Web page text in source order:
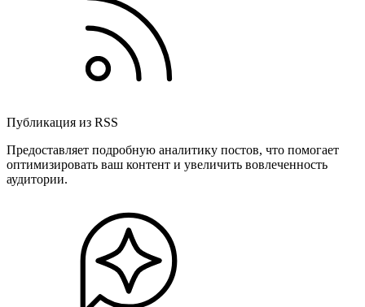
Публикация из RSS
Предоставляет подробную аналитику постов, что помогает
оптимизировать ваш контент и увеличить вовлеченность
аудитории.